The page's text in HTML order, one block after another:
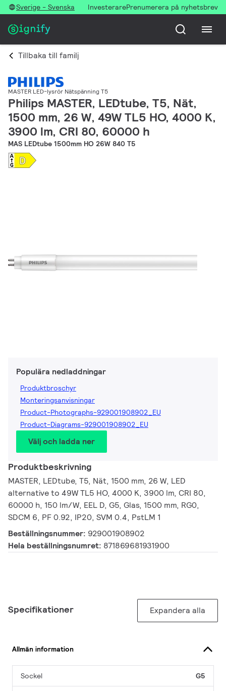
Sverige - Svenska InvesterarePrenumerera på nyhetsbrev
Tillbaka till familj
MASTER LED-lysrör Nätspänning T5
Philips MASTER, LEDtube, T5, Nät,
1500 mm, 26 W, 49W TL5 HO, 4000 K,
3900 lm, CRI 80, 60000 h
MAS LEDtube 1500mm HO 26W 840 T5
Populära nedladdningar
Produktbroschyr
Monteringsanvisningar
Product-Photographs-929001908902_EU
Product-Diagrams-929001908902_EU
Välj och ladda ner
Produktbeskrivning
MASTER, LEDtube, T5, Nät, 1500 mm, 26 W, LED
alternative to 49W TL5 HO, 4000 K, 3900 lm, CRI 80,
60000 h, 150 lm/W, EEL D, G5, Glas, 1500 mm, RG0,
SDCM 6, PF 0.92, IP20, SVM 0.4, PstLM 1
Beställningsnummer: 929001908902
Hela beställningsnumret: 871869681931900
Specifikationer Expandera alla
Allmän information
Sockel G5